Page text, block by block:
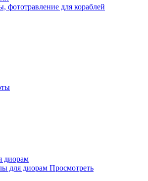
фототравление для кораблей
диорам
для диорам Просмотреть